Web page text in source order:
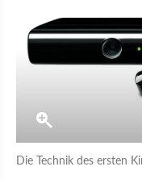
Die Technik des ersten